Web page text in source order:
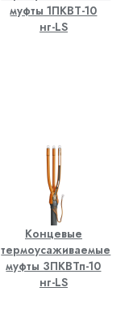
муфты 1ПКВТ-10
нг-LS
Концевые
термоусаживаемые
муфты 3ПКВТп-10
нг-LS